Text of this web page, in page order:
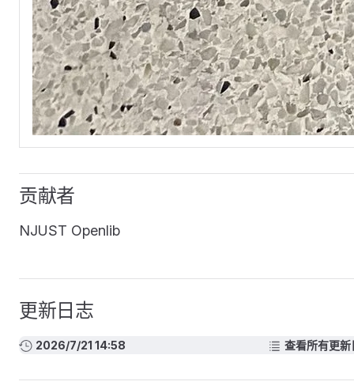
贡献者
NJUST Openlib
更新日志
2026/7/21 14:58 查看所有更新